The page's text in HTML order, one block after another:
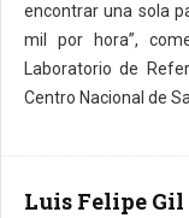
encontrar una sola
mil por hora”,
Laboratorio de
Centro Nacional de
Luis Felipe Gil